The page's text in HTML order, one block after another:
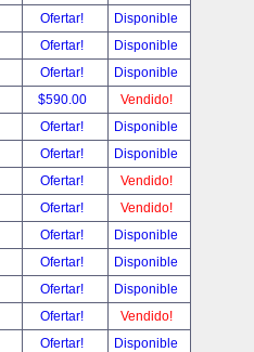
Ofertar!
Disponible
Ofertar!
Disponible
Ofertar!
Disponible
$590.00
Vendido!
Ofertar!
Disponible
Ofertar!
Disponible
Ofertar!
Vendido!
Ofertar!
Vendido!
Ofertar!
Disponible
Ofertar!
Disponible
Ofertar!
Disponible
Ofertar!
Vendido!
Ofertar!
Disponible